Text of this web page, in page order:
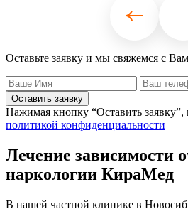
Оставьте заявку и мы свяжемся с
Оставить заявку
Нажимая кнопку “Оставить заявку”,
политикой конфиденциальности
Лечение зависимости
наркологии КираМед
В нашей частной клинике в